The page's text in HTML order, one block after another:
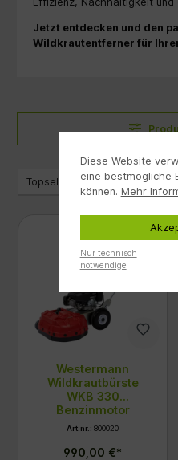
Jetzt entdecken und den
Wildkrautentferner für
Westermann
Wildkrautbürste
WKB 330
Benzinmotor
Art.nr.: 800020
990,00 €*
Diese Website
eine bestmögliche
können. Mehr
Nur technisch
notwendige